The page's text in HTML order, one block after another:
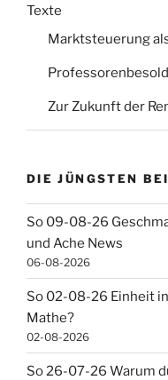
Texte
Marktsteuerung
Zur Zukunft der
DIE JÜNGSTEN
So 09-08-26
und Ache News
06-08-2026
So 02-08-26 Einheit
Mathe?
02-08-2026
So 26-07-26 Warum